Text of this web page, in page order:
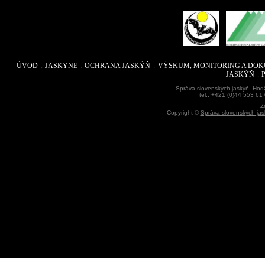
ÚVOD JASKYNE OCHRANA JASKÝŇ
VÝSKUM, MONITORING A
JASKÝŇ
Správa slovenských jaskýň,
tel.: +421 (0)44 553
Copyright ©Správa slovenských